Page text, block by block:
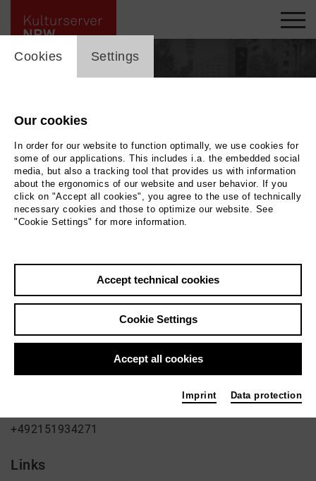
Diana Drechsler
Theatre, Cultural agent, Organisator
+492151934271
Links
cookie_layer
Cookies Settings
Our cookies
In order for our website to function optimally, we use cookies for
some of our applications. This includes i.a. the embedded social
media, but also a tracking tool that provides us with information
about the ergonomics of our website and user behavior. If you
click on "Accept all cookies", you agree to the use of technically
necessary cookies and those to optimize our website. See
"Cookie Settings" for more information.
Accept technical cookies
Cookie Settings
Accept all cookies
Imprint Data protection